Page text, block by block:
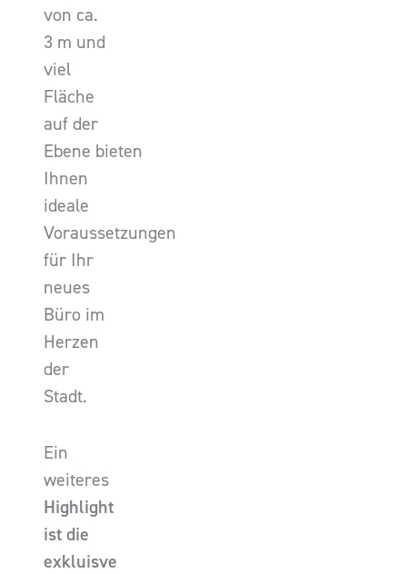
von ca.
3 m und
viel
Fläche
auf der
Ebene bieten
Ihnen
ideale
Voraussetzungen
für Ihr
neues
Büro im
Herzen
der
Stadt.
Ein
weiteres
Highlight
ist die
exkluisve